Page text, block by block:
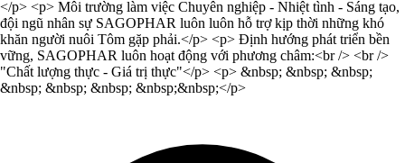
</p> <p> Môi trường làm việc Chuyên nghiệp - Nhiệt tình - Sáng tạo,
đội ngũ nhân sự SAGOPHAR luôn luôn hỗ trợ kịp thời những khó
khăn người nuôi Tôm gặp phải.</p> <p> Định hướng phát triển bền
vững, SAGOPHAR luôn hoạt động với phương châm:<br /> <br />
"Chất lượng thực - Giá trị thực"</p> <p> &nbsp; &nbsp; &nbsp;
&nbsp; &nbsp; &nbsp; &nbsp;&nbsp;</p>